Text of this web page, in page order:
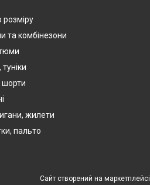
розміру
та комбінезони
шорти
жилети
пальто
Сайт створений на маркетплейсі